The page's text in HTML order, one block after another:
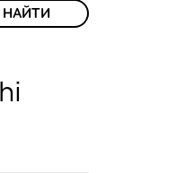
НАЙТИ